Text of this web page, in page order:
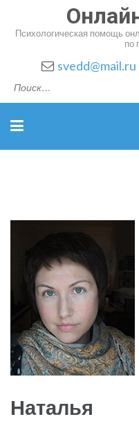
Психологическая помощь
по
svedd@mail.ru
Наталья